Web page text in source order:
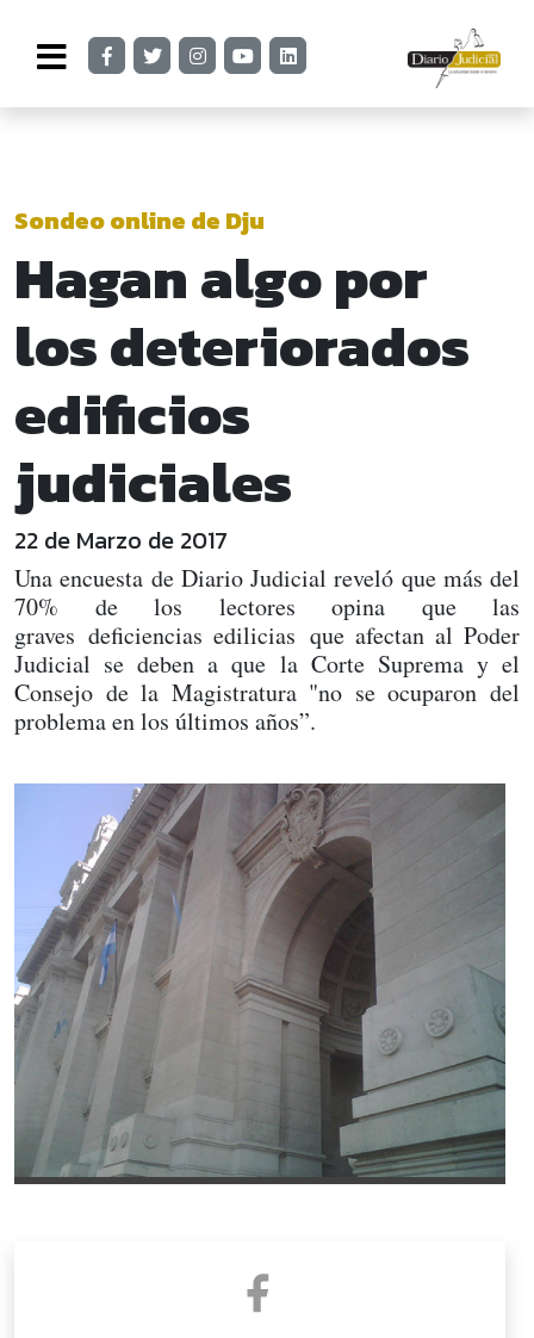
Sondeo online de Dju
Hagan algo por
los deteriorados
edificios
judiciales
22 de Marzo de 2017
Una encuesta de Diario Judicial reveló que más del
70% de los lectores opina que las
graves deficiencias edilicias que afectan al Poder
Judicial se deben a que la Corte Suprema y el
Consejo de la Magistratura "no se ocuparon del
problema en los últimos años”.